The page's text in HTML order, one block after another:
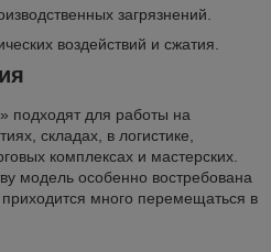
загрязнений.
воздействий и сжатия.
подходят для работы на
складах, в логистике,
комплексах и мастерских.
модель особенно востребована
много перемещаться в